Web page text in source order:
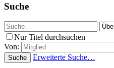
Suche
Nur Titel durchsuchen
Von:
Suche Erweiterte Suche…